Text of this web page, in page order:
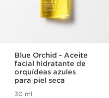
Blue Orchid - Aceite
facial hidratante de
orquídeas azules
para piel seca
30 ml